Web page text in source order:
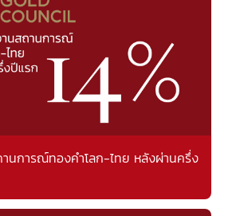
านการณ์ทองคำโลก-ไทย หลังผ่านครึ่ง